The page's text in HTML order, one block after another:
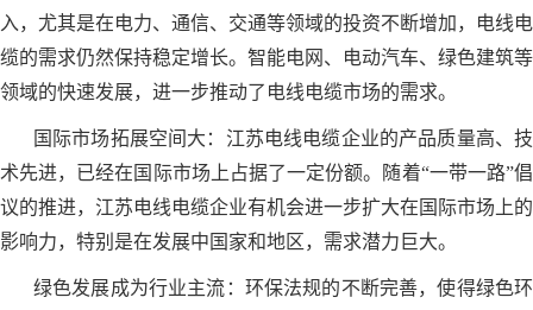
入，尤其是在电力、通信、交通等领域的投资不断增加，电线电
缆的需求仍然保持稳定增长。智能电网、电动汽车、绿色建筑等
领域的快速发展，进一步推动了电线电缆市场的需求。
国际市场拓展空间大：江苏电线电缆企业的产品质量高、技
术先进，已经在国际市场上占据了一定份额。随着“一带一路”倡
议的推进，江苏电线电缆企业有机会进一步扩大在国际市场上的
影响力，特别是在发展中国家和地区，需求潜力巨大。
绿色发展成为行业主流：环保法规的不断完善，使得绿色环